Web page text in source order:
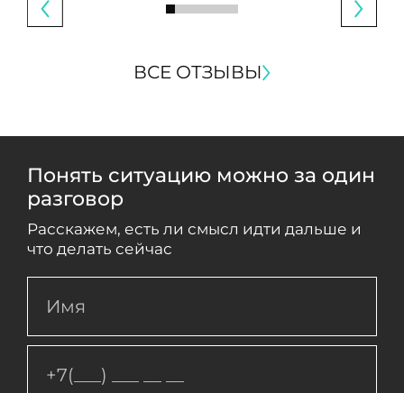
ВСЕ ОТЗЫВЫ
Понять ситуацию можно за один
разговор
Расскажем, есть ли смысл идти дальше и
что делать сейчас